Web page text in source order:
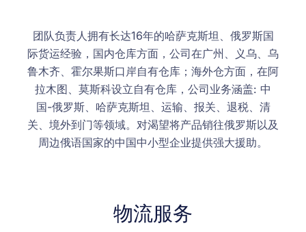
团队负责人拥有长达16年的哈萨克斯坦、俄罗斯国
际货运经验，国内仓库方面，公司在广州、义乌、乌
鲁木齐、霍尔果斯口岸自有仓库；海外仓方面，在阿
拉木图、莫斯科设立自有仓库，公司业务涵盖: 中
国-俄罗斯、哈萨克斯坦、运输、报关、退税、清
关、境外到门等领域。对渴望将产品销往俄罗斯以及
周边俄语国家的中国中小型企业提供强大援助。
物流服务